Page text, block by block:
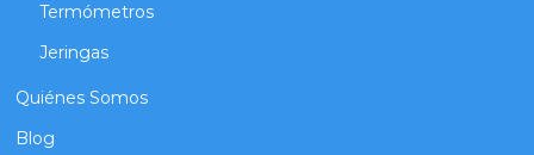
Termómetros
Jeringas
Quiénes Somos
Blog